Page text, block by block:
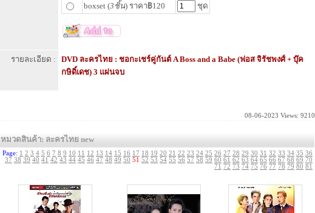
boxset (3ชิ้น) ราคา฿120 ชุด
รายละเอียด :
DVD ละครไทย : ชอกะเชร์คู่กันต์ A Boss and a Babe (ฟอส จิรัชพงศ์ + บุ๊ค
กษิดิ์เดช) 3 แผ่นจบ
08-06-2023 Views: 9210
หมวดสินค้า: ละครไทย new
Page: 1 2 3 4 5 6 7 8 9 10 11 12 13 14 15 16 17 18 19 20 21 22 23 24 25 26 27 28 29 30 31 32 33 34 35 36
37 38 39 40 41 42 43 44 45 46 47 48 49 50 51 52 53 54 55 56 57 58 59 60 61 62 63 64 65 66 67 68 69 70
71 72 73 74 75 76 77 78 79 80 81